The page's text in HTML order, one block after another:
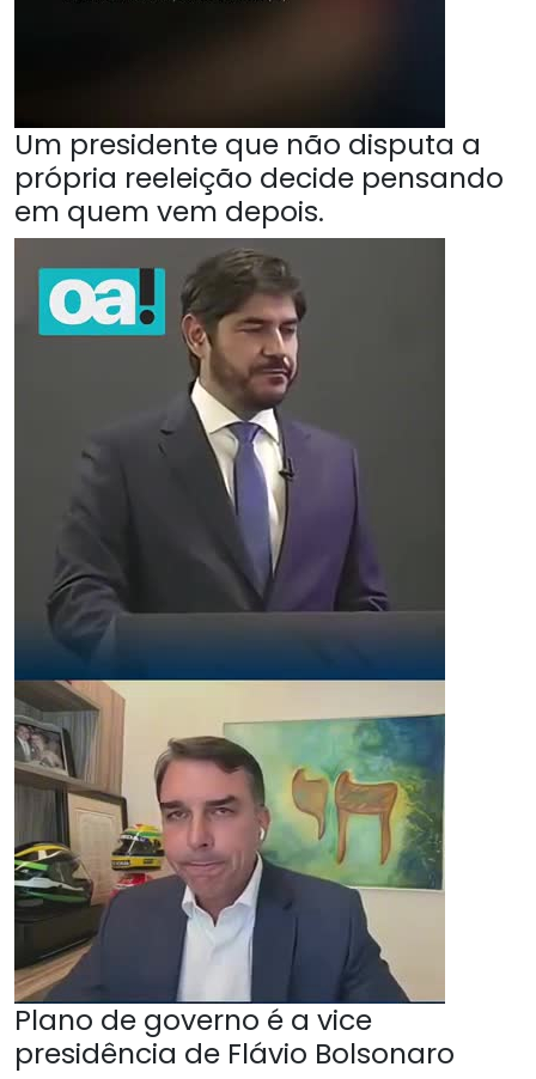
Um presidente que não disputa a
própria reeleição decide pensando
em quem vem depois.
Plano de governo é a vice
presidência de Flávio Bolsonaro